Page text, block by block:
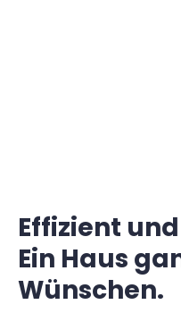
Effizient
Ein Haus
Wünschen.